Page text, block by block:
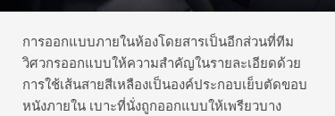
การออกแบบภายในห้องโดยสารเป็นอีกส่วนที่ทีม
วิศวกรออกแบบให้ความสำคัญในรายละเอียดด้วย
การใช้เส้นสายสีเหลืองเป็นองค์ประกอบเย็บตัดขอบ
หนังภายใน เบาะที่นั่งถูกออกแบบให้เพรียวบาง